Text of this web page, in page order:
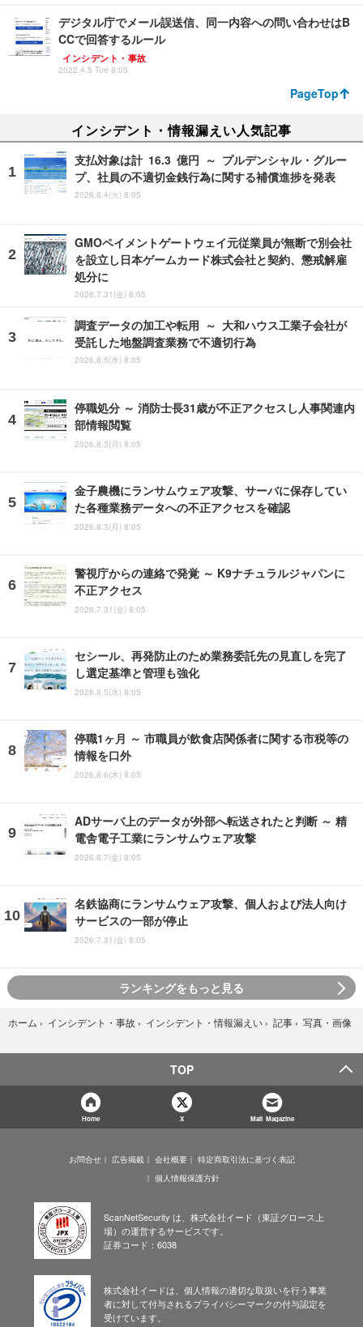
デジタル庁でメール誤送信、同一内容への問い合わせはB
CCで回答するルール
インシデント・事故
2022.4.5 Tue 8:05
PageTop
インシデント・情報漏えい人気記事
支払対象は計 16.3 億円 ～ プルデンシャル・グルー
プ、社員の不適切金銭行為に関する補償進捗を発表
2026.8.4(火) 8:05
GMOペイメントゲートウェイ元従業員が無断で別会社
を設立し日本ゲームカード株式会社と契約、懲戒解雇
処分に
2026.7.31(金) 8:05
調査データの加工や転用 ～ 大和ハウス工業子会社が
受託した地盤調査業務で不適切行為
2026.8.5(水) 8:05
停職処分 ～ 消防士長31歳が不正アクセスし人事関連内
部情報閲覧
2026.8.3(月) 8:05
金子農機にランサムウェア攻撃、サーバに保存してい
た各種業務データへの不正アクセスを確認
2026.8.3(月) 8:05
警視庁からの連絡で発覚 ～ K9ナチュラルジャパンに
不正アクセス
2026.7.31(金) 8:05
セシール、再発防止のため業務委託先の見直しを完了
し選定基準と管理も強化
2026.8.5(水) 8:05
停職1ヶ月 ～ 市職員が飲食店関係者に関する市税等の
情報を口外
2026.8.6(木) 8:05
ADサーバ上のデータが外部へ転送されたと判断 ～ 精
電舎電子工業にランサムウェア攻撃
2026.8.7(金) 8:05
名鉄協商にランサムウェア攻撃、個人および法人向け
サービスの一部が停止
2026.7.31(金) 8:05
ランキングをもっと見る
ホーム › インシデント・事故 › インシデント・情報漏えい › 記事 › 写真・画像
TOP
Home X Mail Magazine
お問合せ 広告掲載 会社概要
特定商取引法に基づく表記
個人情報保護方針
ScanNetSecurity は、株式会社イード（東証グロース上
場）の運営するサービスです。
証券コード：6038
株式会社イードは、個人情報の適切な取扱いを行う事業
者に対して付与されるプライバシーマークの付与認定を
受けています。